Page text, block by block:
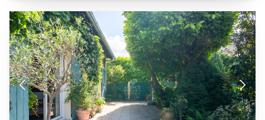
avec cave à vin voutée et Garage double - Le tout
édifiée sur un terrain de 945m². Exclusivité Agence
Principale - AP 01.39.62.04.04